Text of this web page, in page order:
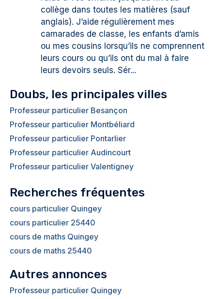
collège dans toutes les matières (sauf
anglais). J’aide régulièrement mes
camarades de classe, les enfants d’amis
ou mes cousins lorsqu’ils ne comprennent
leurs cours ou qu’ils ont du mal à faire
leurs devoirs seuls. Sér...
Doubs, les principales villes
Professeur particulier Besançon
Professeur particulier Montbéliard
Professeur particulier Pontarlier
Professeur particulier Audincourt
Professeur particulier Valentigney
Recherches fréquentes
cours particulier Quingey
cours particulier 25440
cours de maths Quingey
cours de maths 25440
Autres annonces
Professeur particulier Quingey